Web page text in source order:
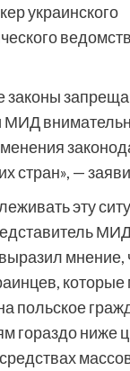
украинского
законы
МИД
стран», —
эту
мнение,
которые
польское
гораздо ниже